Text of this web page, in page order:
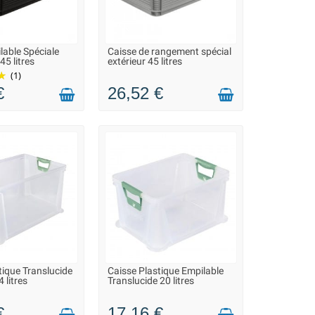
exactement pour cet usage.
2 À 3 JOURS
Spéciale
litres
(1)
EN STOCK DANS 10 JOURS -
VOUS POUVEZ COMMANDER
Caisse de rangement spécial
extérieur 45 litres
26,52 €
10 JOURS -
COMMANDER
Translucide
litres
LIVRAISON 2 À 3 JOURS
Caisse Plastique Empilable
Translucide 20 litres